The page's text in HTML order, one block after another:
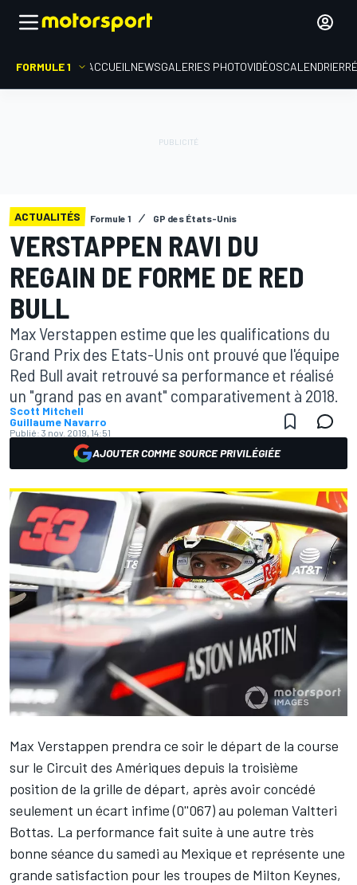
FORMULE 1 ACCUEIL NEWSGALERIES PHOTOVIDÉOSCALENDRIER
ACTUALITÉS Formule 1 GP des États-Unis
VERSTAPPEN RAVI DU
REGAIN DE FORME DE RED
BULL
Max Verstappen estime que les qualifications du
Grand Prix des Etats-Unis ont prouvé que l'équipe
Red Bull avait retrouvé sa performance et réalisé
un "grand pas en avant" comparativement à 2018.
Scott Mitchell
Guillaume Navarro
Publié: 3 nov. 2019, 14:51
AJOUTER COMME SOURCE PRIVILÉGIÉE
Max Verstappen prendra ce soir le départ de la course
sur le Circuit des Amériques depuis la troisième
position de la grille de départ, après avoir concédé
seulement un écart infime (0''067) au poleman Valtteri
Bottas. La performance fait suite à une autre très
bonne séance du samedi au Mexique et représente une
grande satisfaction pour les troupes de Milton Keynes,